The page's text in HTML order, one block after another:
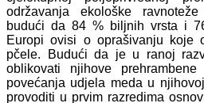
održavanja ekološke
budući da 84 % biljnih vrsta i
Europi ovisi o oprašivanju koje
pčele. Budući da je u ranoj
oblikovati njihove
povećanja udjela meda u
provoditi u prvim razredima